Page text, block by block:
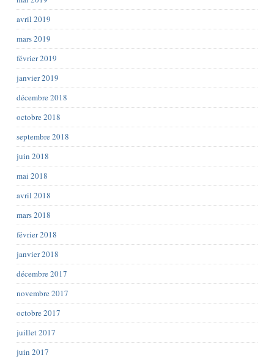
avril 2019
mars 2019
février 2019
janvier 2019
décembre 2018
octobre 2018
septembre 2018
juin 2018
mai 2018
avril 2018
mars 2018
février 2018
janvier 2018
décembre 2017
novembre 2017
octobre 2017
juillet 2017
juin 2017